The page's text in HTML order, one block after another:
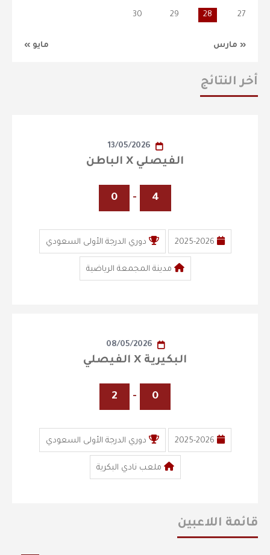
« مارس مايو »
27
28
29
30
أخر النتائج
13/05/2026
الفيصلي X الباطن
4
-
0
2025-2026 دوري الدرجة الأولى السعودي
مدينة المجمعة الرياضية
08/05/2026
البكيرية X الفيصلي
0
-
2
2025-2026 دوري الدرجة الأولى السعودي
ملعب نادي البكرية
قائمة اللاعبين